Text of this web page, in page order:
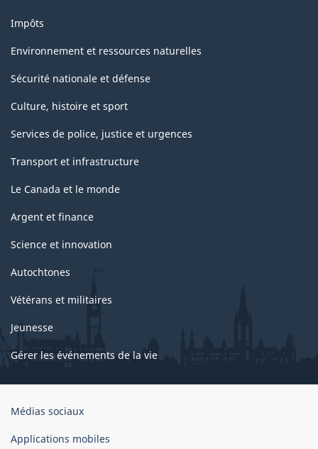
Impôts
Environnement et ressources naturelles
Sécurité nationale et défense
Culture, histoire et sport
Services de police, justice et urgences
Transport et infrastructure
Le Canada et le monde
Argent et finance
Science et innovation
Autochtones
Vétérans et militaires
Jeunesse
Gérer les événements de la vie
Organisation
gouvernement
Médias sociaux
Applications mobiles